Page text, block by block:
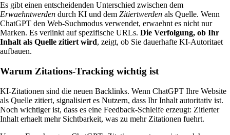
Es gibt einen entscheidenden Unterschied zwischen dem
Erwaehntwerden durch KI und dem Zitiertwerden als Quelle. Wenn
ChatGPT den Web-Suchmodus verwendet, erwaehnt es nicht nur
Marken. Es verlinkt auf spezifische URLs. Die Verfolgung, ob Ihr
Inhalt als Quelle zitiert wird, zeigt, ob Sie dauerhafte KI-Autoritaet
aufbauen.
Warum Zitations-Tracking wichtig ist
KI-Zitationen sind die neuen Backlinks. Wenn ChatGPT Ihre Website
als Quelle zitiert, signalisiert es Nutzern, dass Ihr Inhalt autoritativ ist.
Noch wichtiger ist, dass es eine Feedback-Schleife erzeugt: Zitierter
Inhalt erhaelt mehr Sichtbarkeit, was zu mehr Zitationen fuehrt.